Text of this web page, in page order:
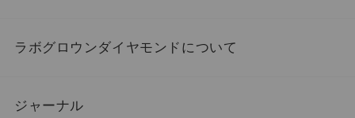
ラボグロウンダイヤモンドについて
ジャーナル